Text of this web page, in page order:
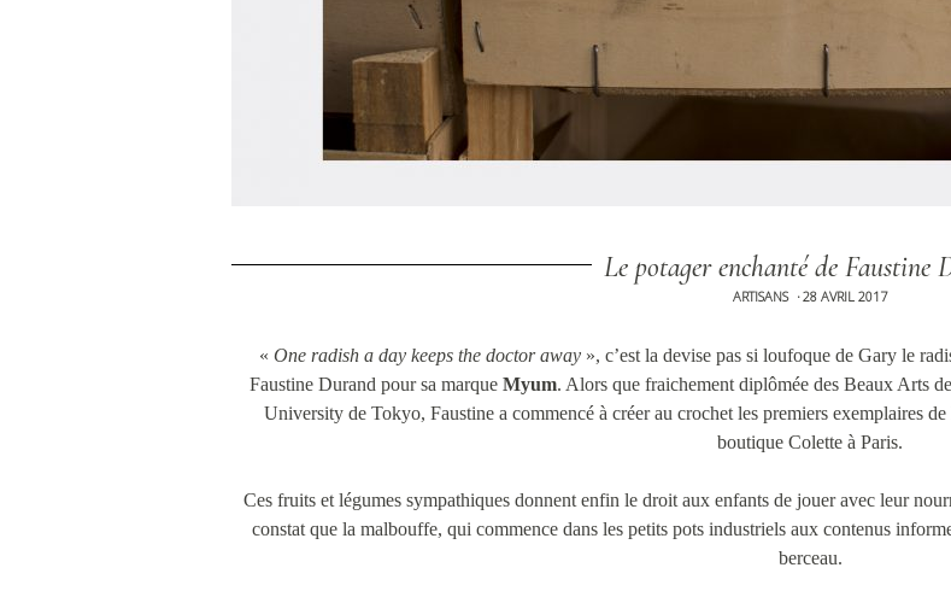
Le potager enchanté de Faustine
ARTISANS •28 AVRIL 2017
« One radish a day keeps the doctor away », c’est la devise pas si loufoque de Gary le
Faustine Durand pour sa marque Myum. Alors que fraichement diplômée des Beaux Arts
University de Tokyo, Faustine a commencé à créer au crochet les premiers exemplaires
boutique Colette à Paris.
Ces fruits et légumes sympathiques donnent enfin le droit aux enfants de jouer avec leur
constat que la malbouffe, qui commence dans les petits pots industriels aux contenus
berceau.